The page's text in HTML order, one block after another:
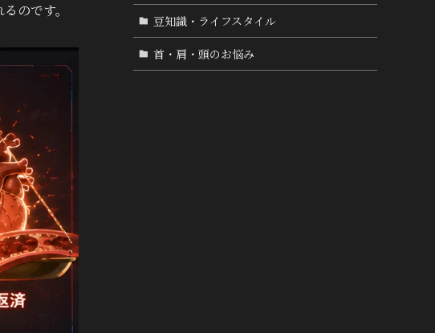
のです。
豆知識・ライフスタイル
首・肩・頭のお悩み